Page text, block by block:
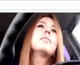
た
強ヒロイン・瀬戸環奈、こ
新ファイヤーエンブレム、
水！」中国ダム「決壊」地
サッカー前代表監督を追及「